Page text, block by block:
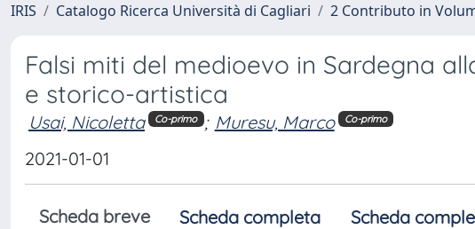
IRIS Catalogo Ricerca Università di Cagliari 2 Contributo in
Falsi miti del medioevo in Sardegna
e storico-artistica
Usai, Nicoletta Co-primo ; Muresu, Marco Co-primo
2021-01-01
Scheda breve Scheda completa Scheda